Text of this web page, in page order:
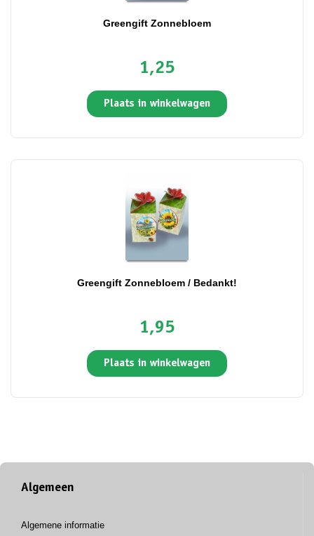
Greengift Zonnebloem
1,25
Plaats in winkelwagen
Greengift Zonnebloem / Bedankt!
1,95
Plaats in winkelwagen
Algemeen
Algemene informatie